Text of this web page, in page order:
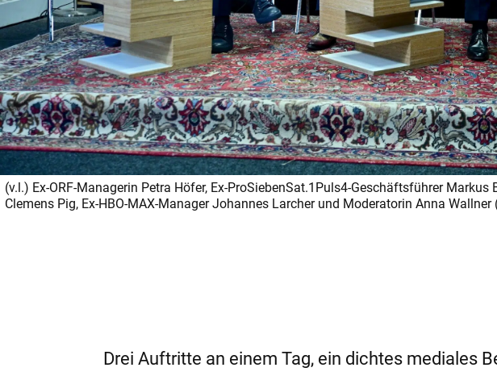
(v.l.) Ex-ORF-Managerin Petra Höfer, Ex-ProSiebenSat.1Puls4-Geschäftsführer Markus
Clemens Pig, Ex-HBO-MAX-Manager Johannes Larcher und Moderatorin Anna Wallner
Drei Auftritte an einem Tag, ein dichtes mediales